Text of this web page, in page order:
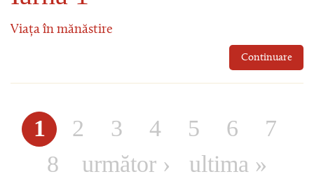
Viața în mănăstire
Continuare
Pagini
1 2 3 4 5 6
7
8
următor › ultima »